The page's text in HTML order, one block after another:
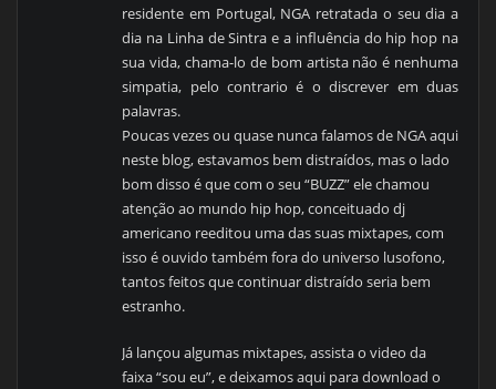
residente em Portugal, NGA retratada o seu dia a
dia na Linha de Sintra e a influência do hip hop na
sua vida, chama-lo de bom artista não é nenhuma
simpatia, pelo contrario é o discrever em duas
palavras.
Poucas vezes ou quase nunca falamos de NGA aqui
neste blog, estavamos bem distraídos, mas o lado
bom disso é que com o seu “BUZZ” ele chamou
atenção ao mundo hip hop, conceituado dj
americano reeditou uma das suas mixtapes, com
isso é ouvido também fora do universo lusofono,
tantos feitos que continuar distraído seria bem
estranho.
Já lançou algumas mixtapes, assista o video da
faixa “sou eu”, e deixamos aqui para download o